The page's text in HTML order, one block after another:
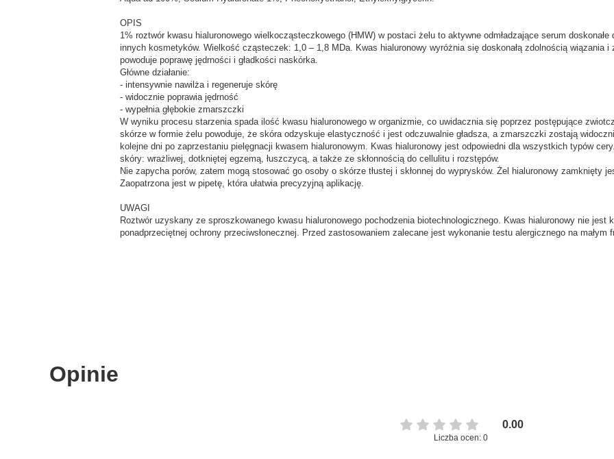
OPIS
1% roztwór kwasu hialuronowego wielkocząsteczkowego (HMW) w postaci żelu to aktywne odmładzające serum
innych kosmetyków. Wielkość cząsteczek: 1,0 – 1,8 MDa. Kwas hialuronowy wyróżnia się doskonałą zdolnością wiązania
powoduje poprawę jędrności i gładkości naskórka.
Główne działanie:
- intensywnie nawilża i regeneruje skórę
- widocznie poprawia jędrność
- wypełnia głębokie zmarszczki
W wyniku procesu starzenia spada ilość kwasu hialuronowego w organizmie, co uwidacznia się poprzez postępujące
skórze w formie żelu powoduje, że skóra odzyskuje elastyczność i jest odczuwalnie gładsza, a zmarszczki zostają
kolejne dni po zaprzestaniu pielęgnacji kwasem hialuronowym. Kwas hialuronowy jest odpowiedni dla wszystkich typów
skóry: wrażliwej, dotkniętej egzemą, łuszczycą, a także ze skłonnością do cellulitu i rozstępów.
Nie zapycha porów, zatem mogą stosować go osoby o skórze tłustej i skłonnej do wyprysków. Żel hialuronowy zamknięty
Zaopatrzona jest w pipetę, która ułatwia precyzyjną aplikację.
UWAGI
Roztwór uzyskany ze sproszkowanego kwasu hialuronowego pochodzenia biotechnologicznego. Kwas hialuronowy nie jest
ponadprzeciętnej ochrony przeciwsłonecznej. Przed zastosowaniem zalecane jest wykonanie testu alergicznego na małym
Opinie
0.00
Liczba ocen: 0